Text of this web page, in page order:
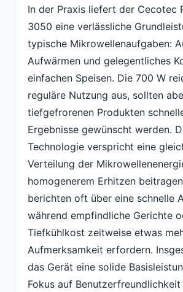
In der Praxis liefert der Cecotec
3050 eine verlässliche
typische Mikrowellenaufgaben:
Aufwärmen und gelegentliches
einfachen Speisen. Die 700 W
reguläre Nutzung aus, sollten
tiefgefrorenen Produkten
Ergebnisse gewünscht werden.
Technologie verspricht eine
Verteilung der
homogenerem Erhitzen
berichten oft über eine schnelle
während empfindliche Gerichte
Tiefkühlkost zeitweise etwas
Aufmerksamkeit erfordern.
das Gerät eine solide
Fokus auf